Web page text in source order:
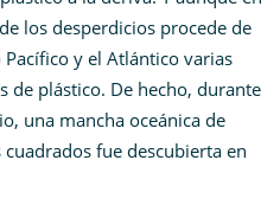
los desperdicios procede de
y el Atlántico varias
de plástico. De hecho, durante
una mancha oceánica de
fue descubierta en